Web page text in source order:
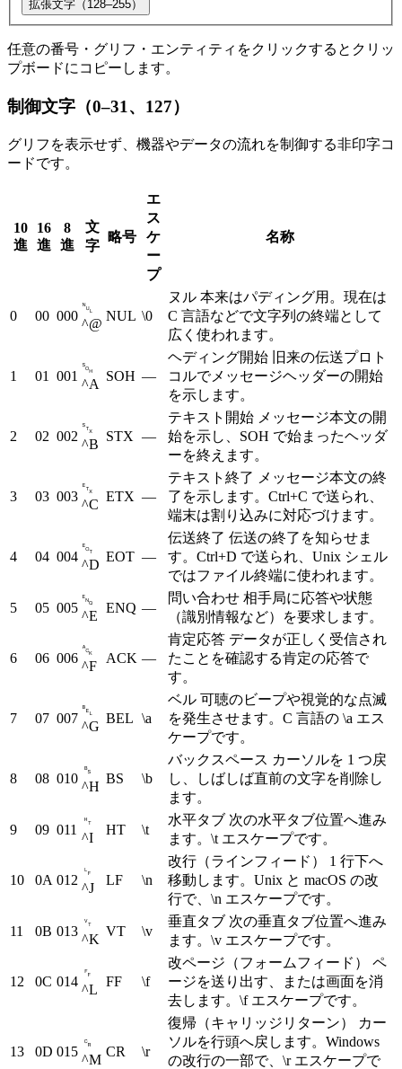
拡張文字（128–255）
任意の番号・グリフ・エンティティをクリックするとクリッ
プボードにコピーします。
制御文字（0–31、127）
グリフを表示せず、機器やデータの流れを制御する非印字コ
ードです。
10
進
16
進
8
進
文
字
略号
エ
ス
ケ
ー
プ
名称
0 00 000
␀
^@
NUL \0
ヌル 本来はパディング用。現在は
C 言語などで文字列の終端として
広く使われます。
1 01 001
␁
^A
SOH —
ヘディング開始
旧来の伝送プロト
コルでメッセージヘッダーの開始
を示します。
2 02 002
␂
^B
STX —
テキスト開始 メッセージ本文の開
始を示し、SOH で始まったヘッダ
ーを終えます。
3 03 003
␃
^C
ETX —
テキスト終了 メッセージ本文の終
了を示します。Ctrl+C で送られ、
端末は割り込みに対応づけます。
4 04 004
␄
^D
EOT —
伝送終了 伝送の終了を知らせま
す。Ctrl+D で送られ、Unix シェル
ではファイル終端に使われます。
5 05 005
␅
^E
ENQ —
問い合わせ 相手局に応答や状態
（識別情報など）を要求します。
6 06 006
␆
^F
ACK —
肯定応答 データが正しく受信され
たことを確認する肯定の応答で
す。
7 07 007
␇
^G
BEL \a
ベル 可聴のビープや視覚的な点滅
を発生させます。C 言語の \a エス
ケープです。
8 08 010
␈
^H
BS \b
バックスペース カーソルを 1 つ戻
し、しばしば直前の文字を削除し
ます。
9 09 011
␉
^I
HT \t
水平タブ 次の水平タブ位置へ進み
ます。\t エスケープです。
10 0A 012
␊
^J
LF \n
改行（ラインフィード）
1 行下へ
移動します。Unix と macOS の改
行で、\n エスケープです。
11 0B 013
␋
^K
VT \v
垂直タブ 次の垂直タブ位置へ進み
ます。\v エスケープです。
12 0C 014
␌
^L
FF \f
改ページ（フォームフィード）
ペ
ージを送り出す、または画面を消
去します。\f エスケープです。
13 0D 015
␍
^M
CR \r
復帰（キャリッジリターン）
カー
ソルを行頭へ戻します。Windows
の改行の一部で、\r エスケープで